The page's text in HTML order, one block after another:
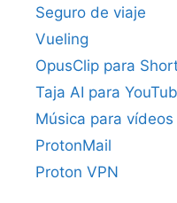
Seguro de viaje
Vueling
OpusClip para
Taja AI para
Música para vídeos
ProtonMail
Proton VPN